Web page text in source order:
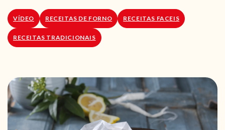
SOBRE NÓS
LOJA ONLINE
VÍDEO RECEITAS DE FORNO RECEITAS FACEIS
RECEITAS TRADICIONAIS